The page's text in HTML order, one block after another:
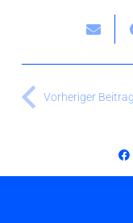
Vorheriger Beitrag